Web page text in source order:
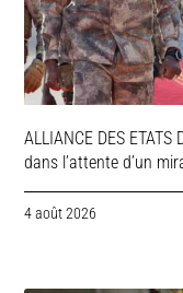
ALLIANCE DES
dans l’attente d’un
4 août 2026